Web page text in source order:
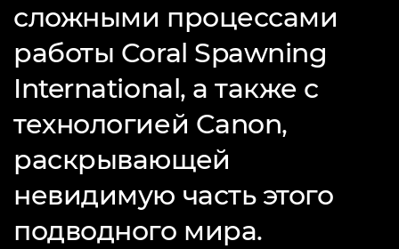
сложными процессами
работы Coral Spawning
International, а также с
технологией Canon,
раскрывающей
невидимую часть этого
подводного мира.